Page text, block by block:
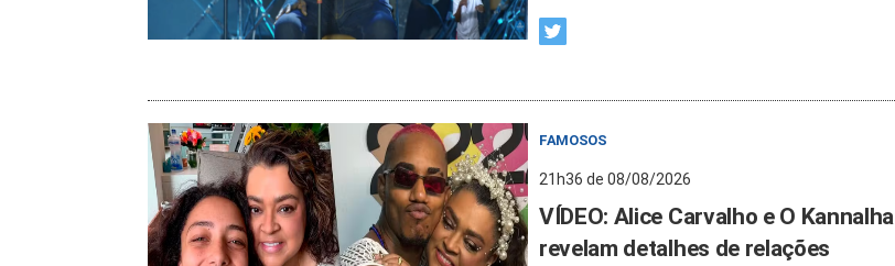
FAMOSOS
21h36 de 08/08/2026
VÍDEO: Alice Carvalho e O Kannalha
revelam detalhes de relações